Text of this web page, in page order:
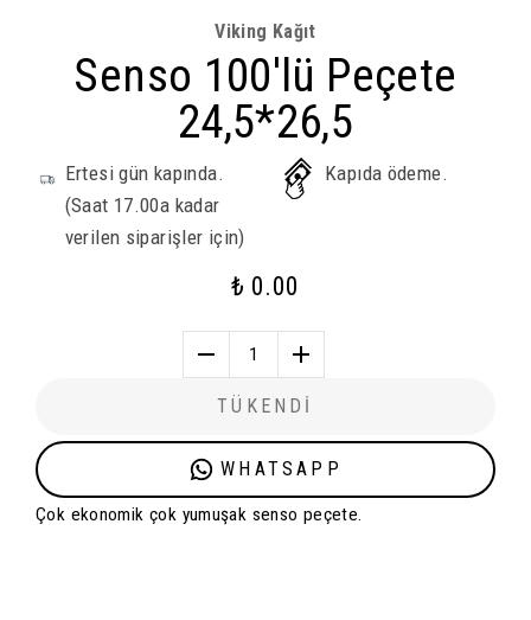
Viking Kağıt
Senso 100'lü Peçete
24,5*26,5
Ertesi gün kapında.
(Saat 17.00a kadar
verilen siparişler için)
Kapıda ödeme.
₺ 0.00
1
TÜKENDİ
WHATSAPP
Çok ekonomik çok yumuşak senso peçete.